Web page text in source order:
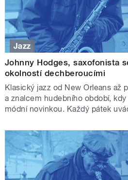
Jazz
Johnny Hodges, saxofonista
okolností dechberoucími
Klasický jazz od New Orleans až
a znalcem hudebního období,
módní novinkou. Každý pátek